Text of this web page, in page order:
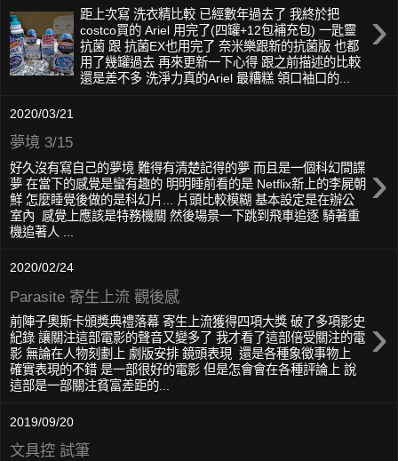
›
距上次寫 洗衣精比較 已經數年過去了 我終於把
costco買的 Ariel 用完了(四罐+12包補充包) 一匙靈
抗菌 跟 抗菌EX也用完了 奈米樂跟新的抗菌版 也都
用了幾罐過去 再來更新一下心得 跟之前描述的比較
還是差不多 洗淨力真的Ariel 最糟糕 領口袖口的...
2020/03/21
夢境 3/15
›
好久沒有寫自己的夢境 難得有清楚記得的夢 而且是一個科幻間諜
夢 在當下的感覺是蠻有趣的 明明睡前看的是 Netflix新上的李屍朝
鮮 怎麼睡覺後做的是科幻片... 片頭比較模糊 基本設定是在辦公
室內 感覺上應該是特務機關 然後場景一下跳到飛車追逐 騎著重
機追著人 ...
2020/02/24
Parasite 寄生上流 觀後感
›
前陣子奧斯卡頒獎典禮落幕 寄生上流獲得四項大獎 破了多項影史
紀錄 讓關注這部電影的聲音又變多了 我才看了這部倍受關注的電
影 無論在人物刻劃上 劇版安排 鏡頭表現 還是各種象徵事物上
確實表現的不錯 是一部很好的電影 但是怎會會在各種評論上 說
這部是一部關注貧富差距的...
2019/09/20
文具控 試筆